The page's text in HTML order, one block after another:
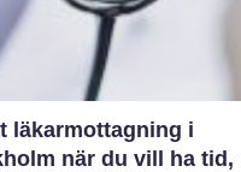
läkarmottagning i
vill ha tid,